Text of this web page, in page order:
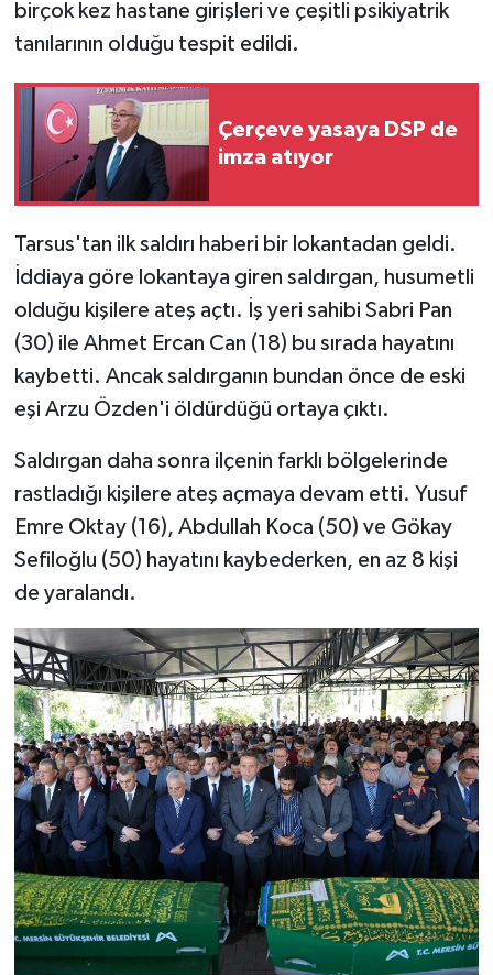
birçok kez hastane girişleri ve çeşitli psikiyatrik
tanılarının olduğu tespit edildi.
Çerçeve yasaya DSP de
imza atıyor
Tarsus'tan ilk saldırı haberi bir lokantadan geldi.
İddiaya göre lokantaya giren saldırgan, husumetli
olduğu kişilere ateş açtı. İş yeri sahibi Sabri Pan
(30) ile Ahmet Ercan Can (18) bu sırada hayatını
kaybetti. Ancak saldırganın bundan önce de eski
eşi Arzu Özden'i öldürdüğü ortaya çıktı.
Saldırgan daha sonra ilçenin farklı bölgelerinde
rastladığı kişilere ateş açmaya devam etti. Yusuf
Emre Oktay (16), Abdullah Koca (50) ve Gökay
Sefiloğlu (50) hayatını kaybederken, en az 8 kişi
de yaralandı.